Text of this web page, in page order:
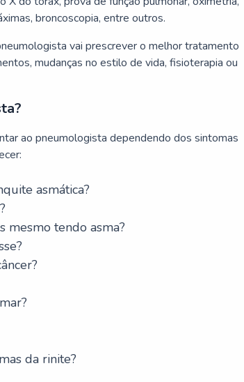
broncoscopia, entre outros.
vai prescrever o melhor tratamento
mudanças no estilo de vida, fisioterapia ou
ao pneumologista dependendo dos sintomas
asmática?
mesmo tendo asma?
da rinite?